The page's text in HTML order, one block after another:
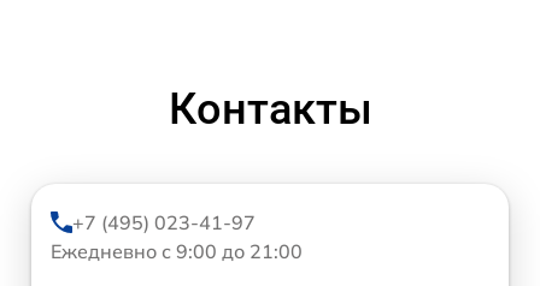
Контакты
+7 (495) 023-41-97
Ежедневно с 9:00 до 21:00